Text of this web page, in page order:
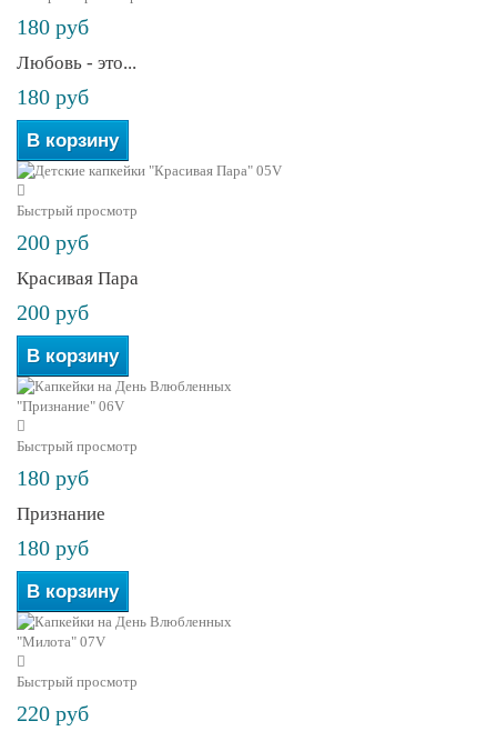
180 руб
Любовь - это...
180 руб
В корзину
Быстрый просмотр
200 руб
Красивая Пара
200 руб
В корзину
Быстрый просмотр
180 руб
Признание
180 руб
В корзину
Быстрый просмотр
220 руб